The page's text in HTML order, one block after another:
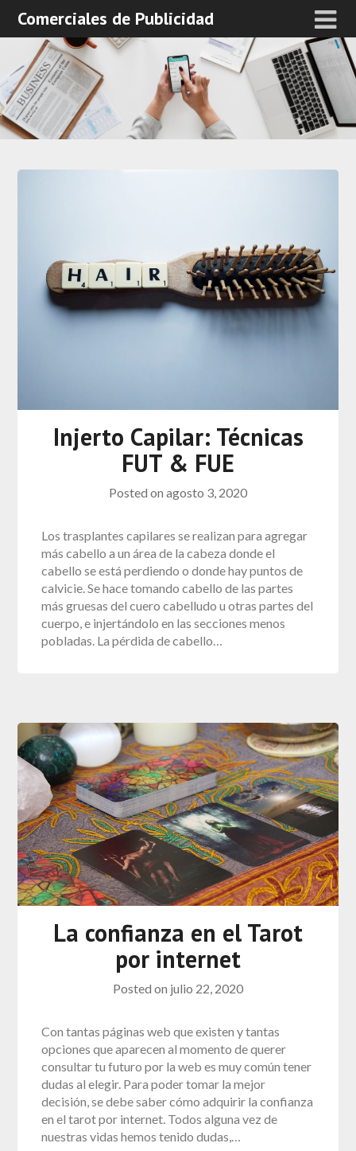
Comerciales de Publicidad
Injerto Capilar: Técnicas
FUT & FUE
Posted on agosto 3, 2020
Los trasplantes capilares se realizan para agregar
más cabello a un área de la cabeza donde el
cabello se está perdiendo o donde hay puntos de
calvicie. Se hace tomando cabello de las partes
más gruesas del cuero cabelludo u otras partes del
cuerpo, e injertándolo en las secciones menos
pobladas. La pérdida de cabello…
La confianza en el Tarot
por internet
Posted on julio 22, 2020
Con tantas páginas web que existen y tantas
opciones que aparecen al momento de querer
consultar tu futuro por la web es muy común tener
dudas al elegir. Para poder tomar la mejor
decisión, se debe saber cómo adquirir la confianza
en el tarot por internet. Todos alguna vez de
nuestras vidas hemos tenido dudas,…